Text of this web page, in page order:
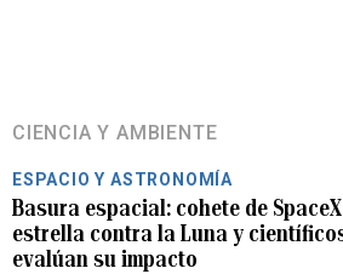
CIENCIA Y AMBIENTE
ESPACIO Y ASTRONOMÍA
Basura espacial: cohete de
estrella contra la Luna y
evalúan su impacto